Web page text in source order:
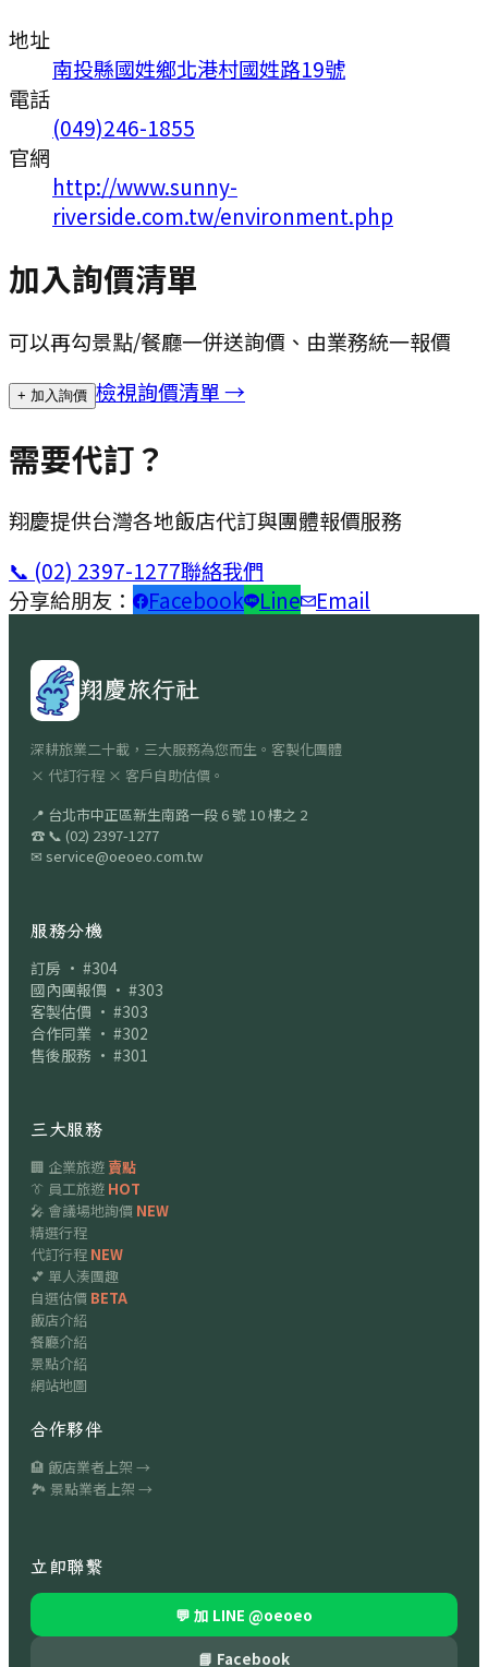
地址
南投縣國姓鄉北港村國姓路19號
電話
(049)246-1855
官網
http://www.sunny-
riverside.com.tw/environment.php
加入詢價清單
可以再勾景點/餐廳一併送詢價、由業務統一報價
+ 加入詢價 檢視詢價清單 →
需要代訂？
翔慶提供台灣各地飯店代訂與團體報價服務
📞 (02) 2397-1277聯絡我們
分享給朋友：
Facebook Line Email
翔慶旅行社
深耕旅業二十載，三大服務為您而生。客製化團體
× 代訂行程 × 客戶自助估價。
📍 台北市中正區新生南路一段 6 號 10 樓之 2
☎ 📞 (02) 2397-1277
✉ service@oeoeo.com.tw
服務分機
訂房 · #304
國內團報價 · #303
客製估價 · #303
合作同業 · #302
售後服務 · #301
三大服務
🏢 企業旅遊賣點
👔 員工旅遊 HOT
🎤 會議場地詢價 NEW
精選行程
代訂行程 NEW
💕 單人湊團趣
自選估價 BETA
飯店介紹
餐廳介紹
景點介紹
網站地圖
合作夥伴
🏨 飯店業者上架 →
🏞 景點業者上架 →
立即聯繫
💬 加 LINE @oeoeo
📘 Facebook